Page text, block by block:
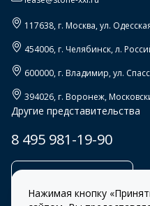
117638, г. Москва,ул.
454006, г. Челябинск,л.
600000, г. Владимир,ул.
394026, г. Воронеж,
Другие представительства
8 495 981-19-90
Нажимая кнопку